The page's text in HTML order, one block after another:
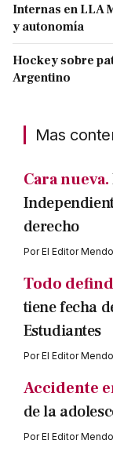
Internas en LLA
y autonomía
Hockey sobre
Argentino
Mas
Cara nueva.
derecho
PorEl Editor
Todo
tiene fecha
Estudiantes
PorEl Editor
Accidente
de la
PorEl Editor